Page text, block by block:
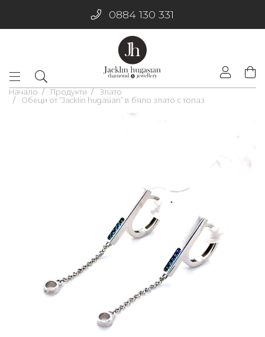
0884 130 331
Начало Продукти
Злато
Обеци от “Jacklin hugasian” в бяло злато с топаз